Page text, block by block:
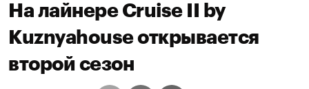
На лайнере Cruise II by
Kuznyahouse открывается
второй сезон